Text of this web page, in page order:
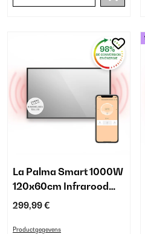
La Palma Smart 1000W
120x60cm Infrarood
Spiegel Zwart
299,99 €
Productgegevens